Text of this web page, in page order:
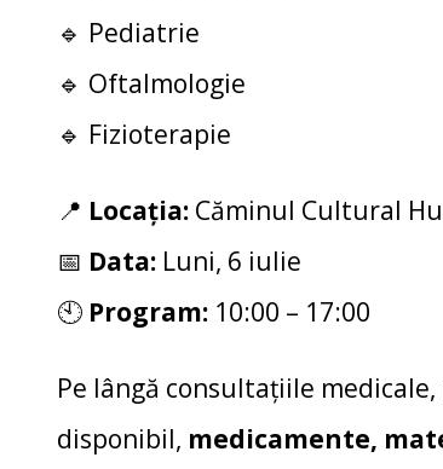
🔹 Pediatrie
🔹 Oftalmologie
🔹 Fizioterapie
📍 Locația: Căminul Cultural
📅 Data: Luni, 6 iulie
🕙 Program: 10:00 – 17:00
Pe lângă consultațiile
disponibil, medicamente,